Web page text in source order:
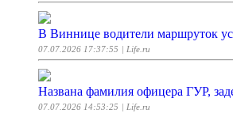
В Виннице водители маршруток
07.07.2026 17:37:55 | Life.ru
Названа фамилия офицера ГУР,
07.07.2026 14:53:25 | Life.ru